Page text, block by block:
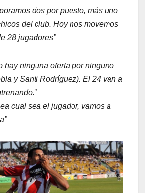
dos por puesto, más uno
del club. Hoy nos movemos
28 jugadores”
hay ninguna oferta por ninguno
y Santi Rodríguez). El 24 van a
cual sea el jugador, vamos a